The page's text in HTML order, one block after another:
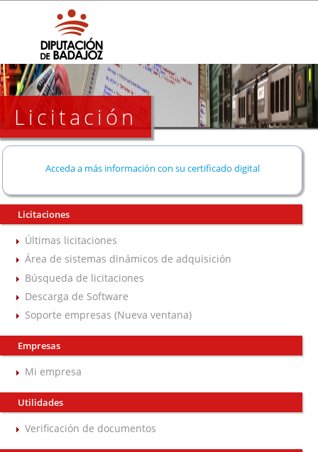
Licitación
Acceda a más información con su certificado digital
Licitaciones
Últimas licitaciones
Área de sistemas dinámicos de adquisición
Búsqueda de licitaciones
Descarga de Software
Soporte empresas (Nueva ventana)
Empresas
Mi empresa
Utilidades
Verificación de documentos